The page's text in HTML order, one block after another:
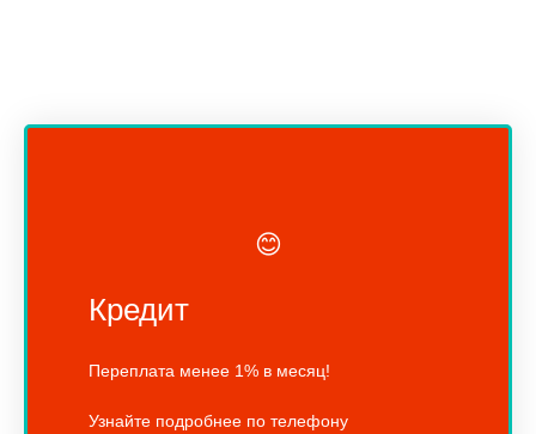
😊
Кредит
Переплата менее 1% в месяц!
Узнайте подробнее по телефону